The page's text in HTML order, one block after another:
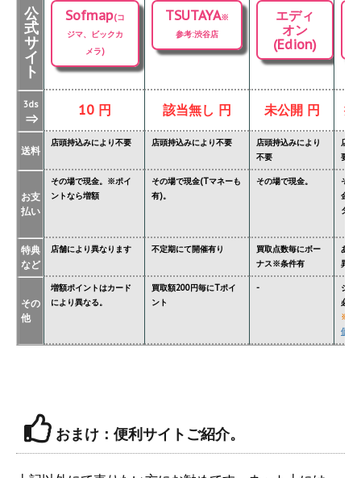
公
式
サ
イ
ト
Sofmap(コ
ジマ、ビックカ
メラ)
TSUTAYA※
参考:渋谷店
エディ
オン
(Edion)
3ds
⇒ 10 円 該当無し 円 未公開 円 掲
送料
店頭持込みにより不要 店頭持込みにより不要
店頭持込みにより
不要
店頭
要
お支
払い
その場で現金。※ポイ
ントなら増額
その場で現金(Tマネーも
有)。
その場で現金。
その
金額
ター'
特典
など
店舗により異なります 不定期にて開催有り
買取点数毎にボー
ナス※条件有
あり
異な
その
他
増額ポイントはカード
により異なる。
買取額200円毎にTポイ
ント
-
ジョ
必要
※
価格
おまけ：便利サイトご紹介。